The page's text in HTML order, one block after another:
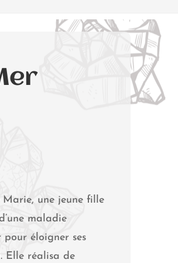
une jeune fille
maladie
pour éloigner ses
Elle réalisa de